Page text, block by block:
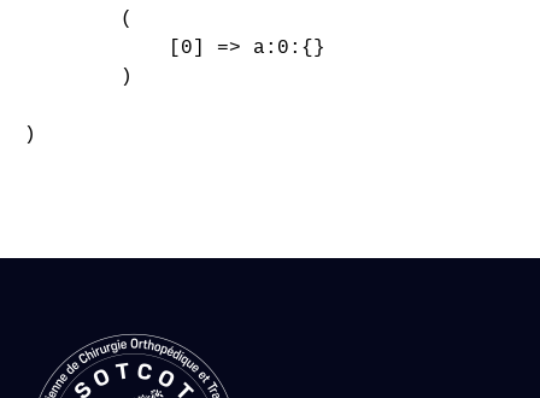
        (
            [0] => a:0:{}
        )
)